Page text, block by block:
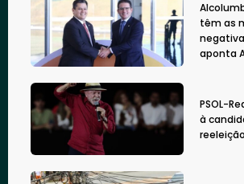
têm as
aponta
PSOL-
à
reeleição